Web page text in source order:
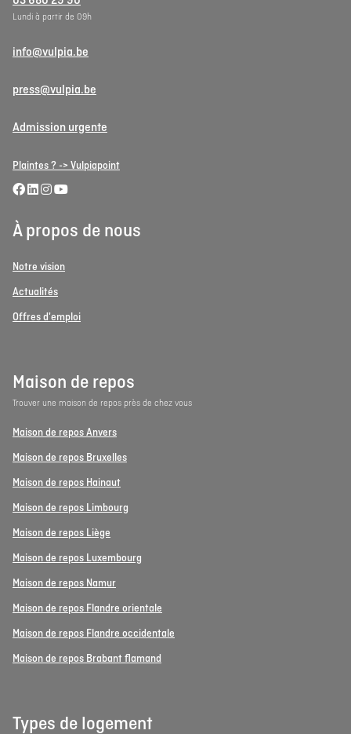
Lundi à partir de 09h
info@vulpia.be
press@vulpia.be
Admission urgente
Plaintes ? -> Vulpiapoint
À propos de nous
Notre vision
Actualités
Offres d'emploi
Maison de repos
Trouver une maison de repos près de chez vous
Maison de repos Anvers
Maison de repos Bruxelles
Maison de repos Hainaut
Maison de repos Limbourg
Maison de repos Liège
Maison de repos Luxembourg
Maison de repos Namur
Maison de repos Flandre orientale
Maison de repos Flandre occidentale
Maison de repos Brabant flamand
Types de logement